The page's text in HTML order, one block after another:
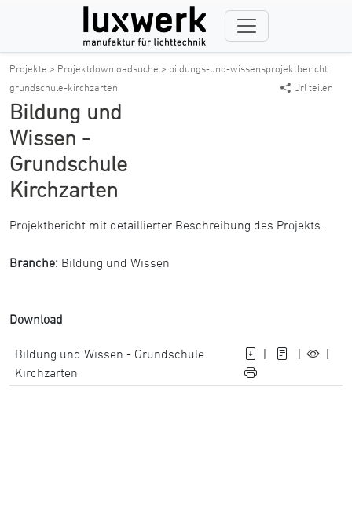
Projekte > Projektdownloadsuche > bildungs-und-wissensprojektbericht
grundschule-kirchzarten
Url teilen
Bildung und
Wissen -
Grundschule
Kirchzarten
Projektbericht mit detaillierter Beschreibung des Projekts.
Branche: Bildung und Wissen
Download
Bildung und Wissen - Grundschule
Kirchzarten
| | |